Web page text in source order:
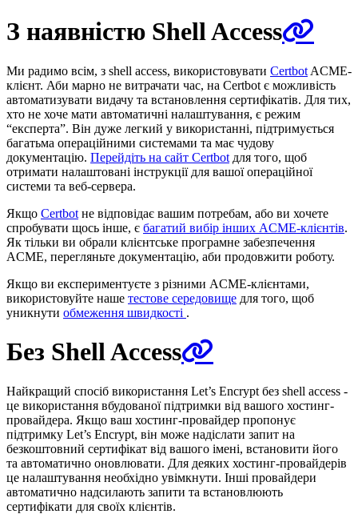
З наявністю Shell Access
Ми радимо всім, з shell access, використовувати Certbot ACME-
клієнт. Аби марно не витрачати час, на Certbot є можливість
автоматизувати видачу та встановлення сертифікатів. Для тих,
хто не хоче мати автоматичні налаштування, є режим
“експерта”. Він дуже легкий у використанні, підтримується
багатьма операційними системами та має чудову
документацію. Перейдіть на сайт Certbot для того, щоб
отримати налаштовані інструкції для вашої операційної
системи та веб-сервера.
Якщо Certbot не відповідає вашим потребам, або ви хочете
спробувати щось інше, є багатий вибір інших ACME-клієнтів.
Як тільки ви обрали клієнтське програмне забезпечення
ACME, перегляньте документацію, аби продовжити роботу.
Якщо ви експериментуєте з різними ACME-клієнтами,
використовуйте наше тестове середовище для того, щоб
уникнути обмеження швидкості .
Без Shell Access
Найкращий спосіб використання Let’s Encrypt без shell access -
це використання вбудованої підтримки від вашого хостинг-
провайдера. Якщо ваш хостинг-провайдер пропонує
підтримку Let’s Encrypt, він може надіслати запит на
безкоштовний сертифікат від вашого імені, встановити його
та автоматично оновлювати. Для деяких хостинг-провайдерів
це налаштування необхідно увімкнути. Інші провайдери
автоматично надсилають запити та встановлюють
сертифікати для своїх клієнтів.